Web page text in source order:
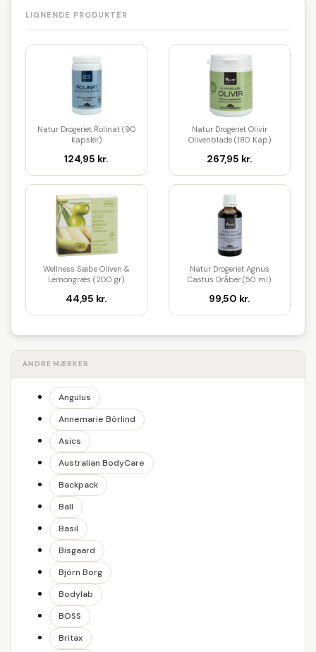
LIGNENDE PRODUKTER
Natur Drogeriet Rolinat (90
kapsler)
124,95 kr.
Natur Drogeriet Olivir
Olivenblade (180 Kap)
267,95 kr.
Wellness Sæbe Oliven &
Lemongræs (200 gr)
44,95 kr.
Natur Drogeriet Agnus
Castus Dråber (50 ml)
99,50 kr.
ANDRE MÆRKER
Angulus
Annemarie Börlind
Asics
Australian BodyCare
Backpack
Ball
Basil
Bisgaard
Björn Borg
Bodylab
BOSS
Britax